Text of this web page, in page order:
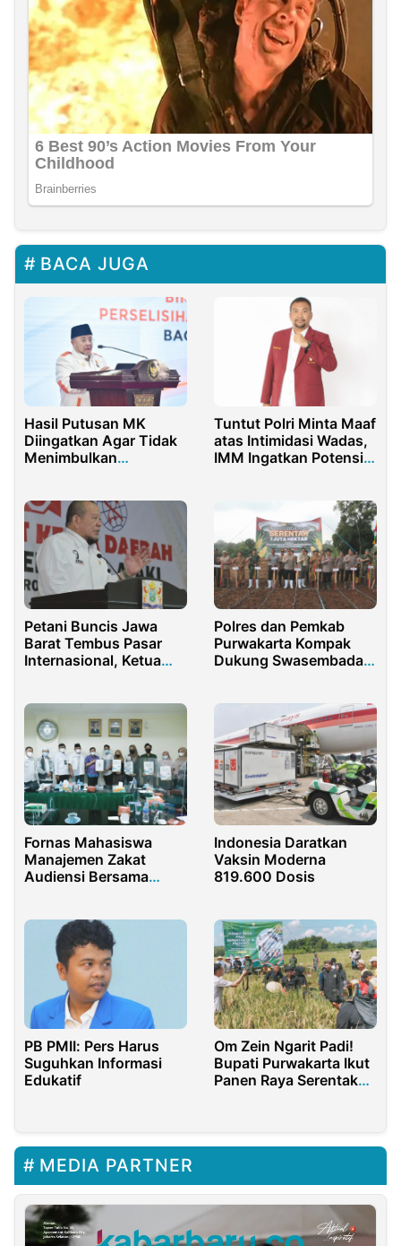
BACA JUGA
Hasil Putusan MK
Diingatkan Agar Tidak
Menimbulkan
Tuntut Polri Minta Maaf
atas Intimidasi Wadas,
IMM Ingatkan Potensi
Petani Buncis Jawa
Barat Tembus Pasar
Internasional, Ketua
Polres dan Pemkab
Purwakarta Kompak
Dukung Swasembada
Fornas Mahasiswa
Manajemen Zakat
Audiensi Bersama
Indonesia Daratkan
Vaksin Moderna
819.600 Dosis
PB PMII: Pers Harus
Suguhkan Informasi
Edukatif
Om Zein Ngarit Padi!
Bupati Purwakarta Ikut
Panen Raya Serentak
MEDIA PARTNER